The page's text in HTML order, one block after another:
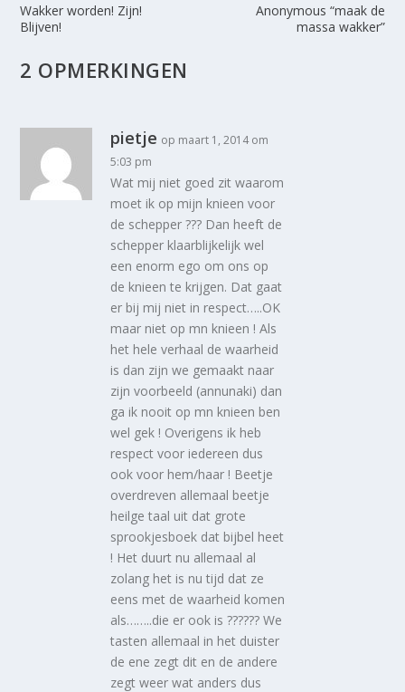
Wakker worden! Zijn!
Blijven!
Anonymous “maak de
massa wakker”
2 OPMERKINGEN
pietje op maart 1, 2014 om
5:03 pm
Wat mij niet goed zit waarom
moet ik op mijn knieen voor
de schepper ??? Dan heeft de
schepper klaarblijkelijk wel
een enorm ego om ons op
de knieen te krijgen. Dat gaat
er bij mij niet in respect…..OK
maar niet op mn knieen ! Als
het hele verhaal de waarheid
is dan zijn we gemaakt naar
zijn voorbeeld (annunaki) dan
ga ik nooit op mn knieen ben
wel gek ! Overigens ik heb
respect voor iedereen dus
ook voor hem/haar ! Beetje
overdreven allemaal beetje
heilge taal uit dat grote
sprookjesboek dat bijbel heet
! Het duurt nu allemaal al
zolang het is nu tijd dat ze
eens met de waarheid komen
als……..die er ook is ?????? We
tasten allemaal in het duister
de ene zegt dit en de andere
zegt weer wat anders dus